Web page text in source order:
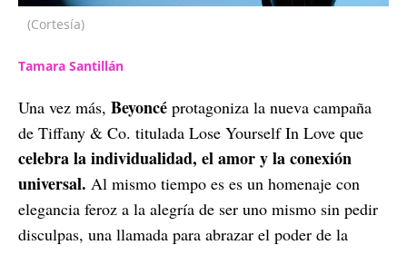
(Cortesía)
Tamara Santillán
Una vez más, Beyoncé protagoniza la nueva campaña
de Tiffany & Co. titulada Lose Yourself In Love que
celebra la individualidad, el amor y la conexión
universal. Al mismo tiempo es es un homenaje con
elegancia feroz a la alegría de ser uno mismo sin pedir
disculpas, una llamada para abrazar el poder de la